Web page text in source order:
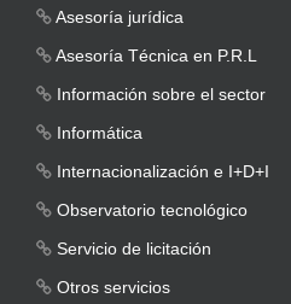
Asesoría jurídica
Asesoría Técnica en P.R.L
Información sobre el sector
Informática
Internacionalización e I+D+I
Observatorio tecnológico
Servicio de licitación
Otros servicios